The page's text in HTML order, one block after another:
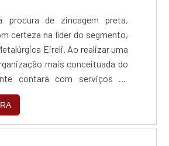
procura de zincagem preta,
certeza na líder do segmento,
Eireli. Ao realizar uma
mais conceituada do
contará com serviços de
suporte de especialistas para
dúvidas.Quando o tema é
com a SN indústria